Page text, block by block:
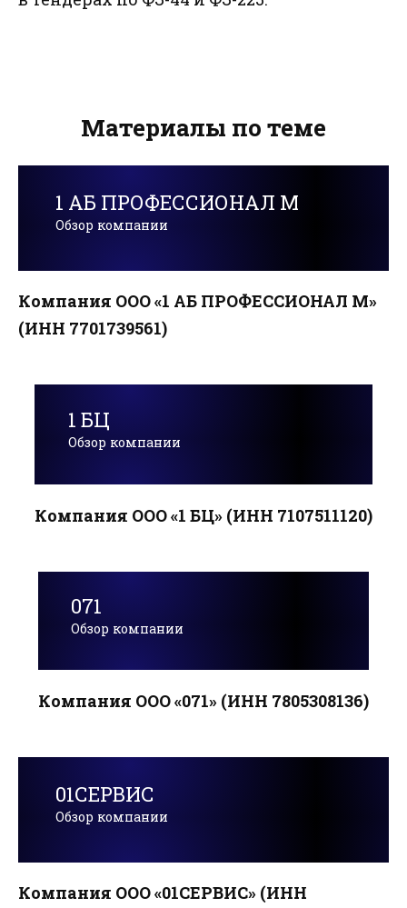
Материалы по теме
1 АБ ПРОФЕССИОНАЛ М
Обзор компании
Компания ООО «1 АБ ПРОФЕССИОНАЛ М»
(ИНН 7701739561)
1 БЦ
Обзор компании
Компания ООО «1 БЦ» (ИНН 7107511120)
071
Обзор компании
Компания ООО «071» (ИНН 7805308136)
01СЕРВИС
Обзор компании
Компания ООО «01СЕРВИС» (ИНН